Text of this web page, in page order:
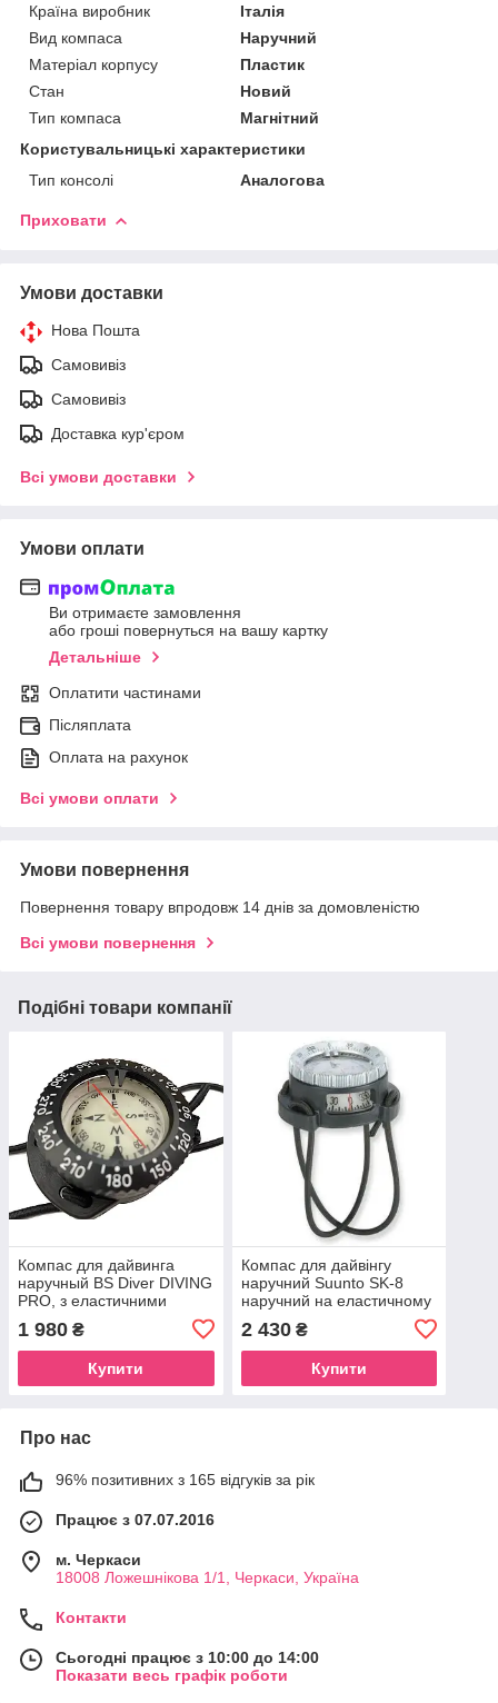
Країна виробник
Італія
Вид компаса
Наручний
Матеріал корпусу
Пластик
Стан
Новий
Тип компаса
Магнітний
Користувальницькі характеристики
Тип консолі
Аналогова
Приховати
Умови доставки
Нова Пошта
Самовивіз
Самовивіз
Доставка кур'єром
Всі умови доставки
Умови оплати
Ви отримаєте замовлення
або гроші повернуться на вашу картку
Детальніше
Оплатити частинами
Післяплата
Оплата на рахунок
Всі умови оплати
Умови повернення
Повернення товару впродовж 14 днів за домовленістю
Всі умови повернення
Подібні товари компанії
Компас для дайвинга
наручный BS Diver DIVING
PRO, з еластичними
1 980 ₴
Купити
Компас для дайвінгу
наручний Suunto SK-8
наручний на еластичному
2 430₴
Купити
Про нас
96% позитивних з 165 відгуків за рік
Працює з 07.07.2016
м. Черкаси
18008 Ложешнікова 1/1, Черкаси, Україна
Контакти
Сьогодні працює з 10:00 до 14:00
Показати весь графік роботи